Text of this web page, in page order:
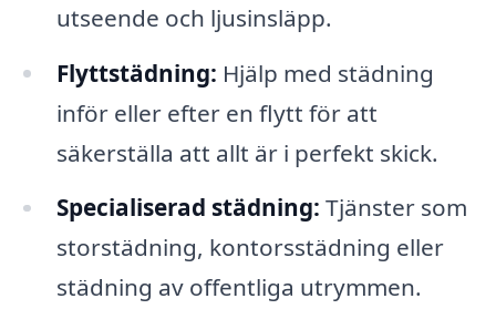
utseende och ljusinsläpp.
Flyttstädning: Hjälp med städning
inför eller efter en flytt för att
säkerställa att allt är i perfekt skick.
Specialiserad städning: Tjänster som
storstädning, kontorsstädning eller
städning av offentliga utrymmen.